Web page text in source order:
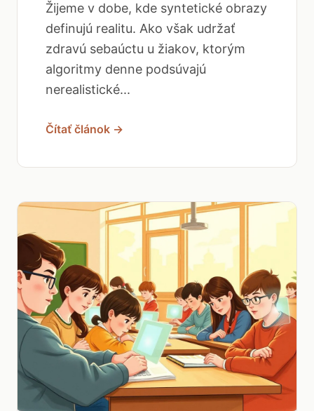
Žijeme v dobe, kde syntetické obrazy
definujú realitu. Ako však udržať
zdravú sebaúctu u žiakov, ktorým
algoritmy denne podsúvajú
nerealistické...
Čítať článok →